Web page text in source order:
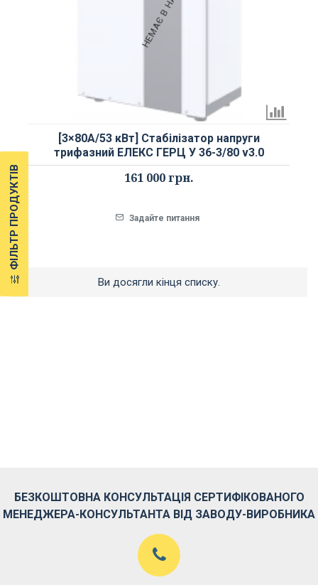
[3×80А/53 кВт] Стабілізатор напруги
трифазний ЕЛЕКС ГЕРЦ У 36-3/80 v3.0
161 000 грн.
Задайте питання
Ви досягли кінця списку.
БЕЗКОШТОВНА КОНСУЛЬТАЦІЯ СЕРТИФІКОВАНОГО
МЕНЕДЖЕРА-КОНСУЛЬТАНТА ВІД ЗАВОДУ-ВИРОБНИКА
ФІЛЬТР ПРОДУКТІВ